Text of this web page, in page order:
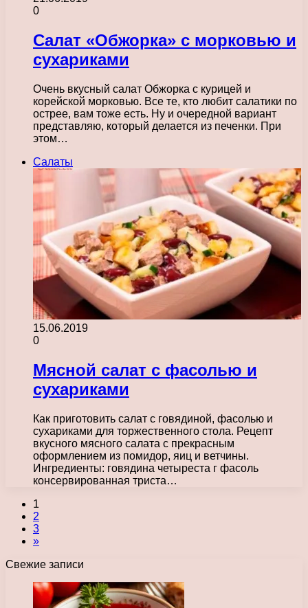
0
Салат «Обжорка» с морковью и
сухариками
Очень вкусный салат Обжорка с курицей и
корейской морковью. Все те, кто любит салатики по
острее, вам тоже есть. Ну и очередной вариант
представляю, который делается из печенки. При
этом…
Салаты
15.06.2019
0
Мясной салат с фасолью и
сухариками
Как приготовить салат с говядиной, фасолью и
сухариками для торжественного стола. Рецепт
вкусного мясного салата с прекрасным
оформлением из помидор, яиц и ветчины.
Ингредиенты: говядина четыреста г фасоль
консервированная триста…
1
2
3
»
Свежие записи